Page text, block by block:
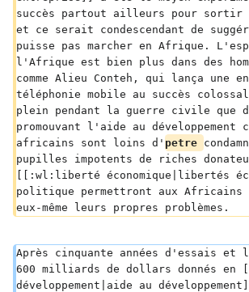
succès partout ailleurs pour sortir
et ce serait condescendant de
puisse pas marcher en Afrique.
l'Afrique est bien plus dans des
comme Alieu Conteh, qui lança une
téléphonie mobile au succès colossal
plein pendant la guerre civile que
promouvant l'aide au développement
africains sont loins d' petre
pupilles impotents de riches
[[:wl:liberté économique|libertés
politique permettront aux Africains
eux-même leurs propres problèmes.
Après cinquante années d'essais et
600 milliards de dollars donnés en
développement|aide au